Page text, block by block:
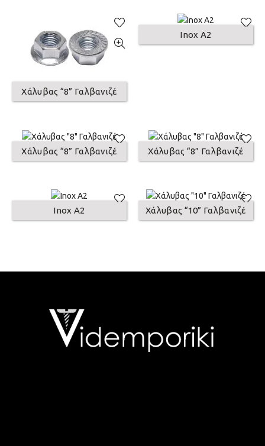
Χάλυβας “8” Γαλβανιζέ
Inox A2
Χάλυβας “8” Γαλβανιζέ Χάλυβας “8” Γαλβανιζέ
Inox A2 Χάλυβας “10” Γαλβανιζέ